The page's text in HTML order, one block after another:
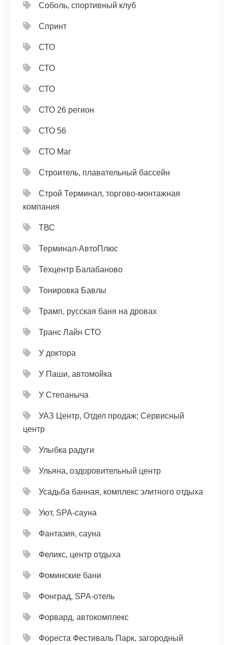
Соболь, спортивный клуб
Спринт
СТО
СТО
СТО
СТО 26 регион
СТО 56
СТО Маг
Строитель, плавательный бассейн
Строй Терминал, торгово-монтажная
компания
ТВС
Терминал-АвтоПлюс
Техцентр Балабаново
Тонировка Бавлы
Трамп, русская баня на дровах
Транс Лайн СТО
У доктора
У Паши, автомойка
У Степаныча
УАЗ Центр, Отдел продаж; Сервисный
центр
Улыбка радуги
Ульяна, оздоровительный центр
Усадьба банная, комплекс элитного отдыха
Уют, SPA-сауна
Фантазия, сауна
Феликс, центр отдыха
Фоминские бани
Фонград, SPA-отель
Форвард, автокомплекс
Фореста Фестиваль Парк, загородный